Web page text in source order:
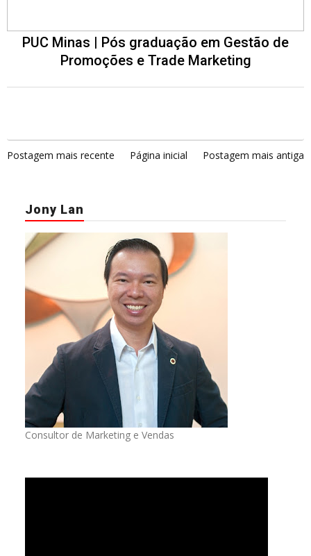
PUC Minas | Pós graduação em Gestão de
Promoções e Trade Marketing
Postagem mais recente Página inicial Postagem mais antiga
Jony Lan
Consultor de Marketing e Vendas